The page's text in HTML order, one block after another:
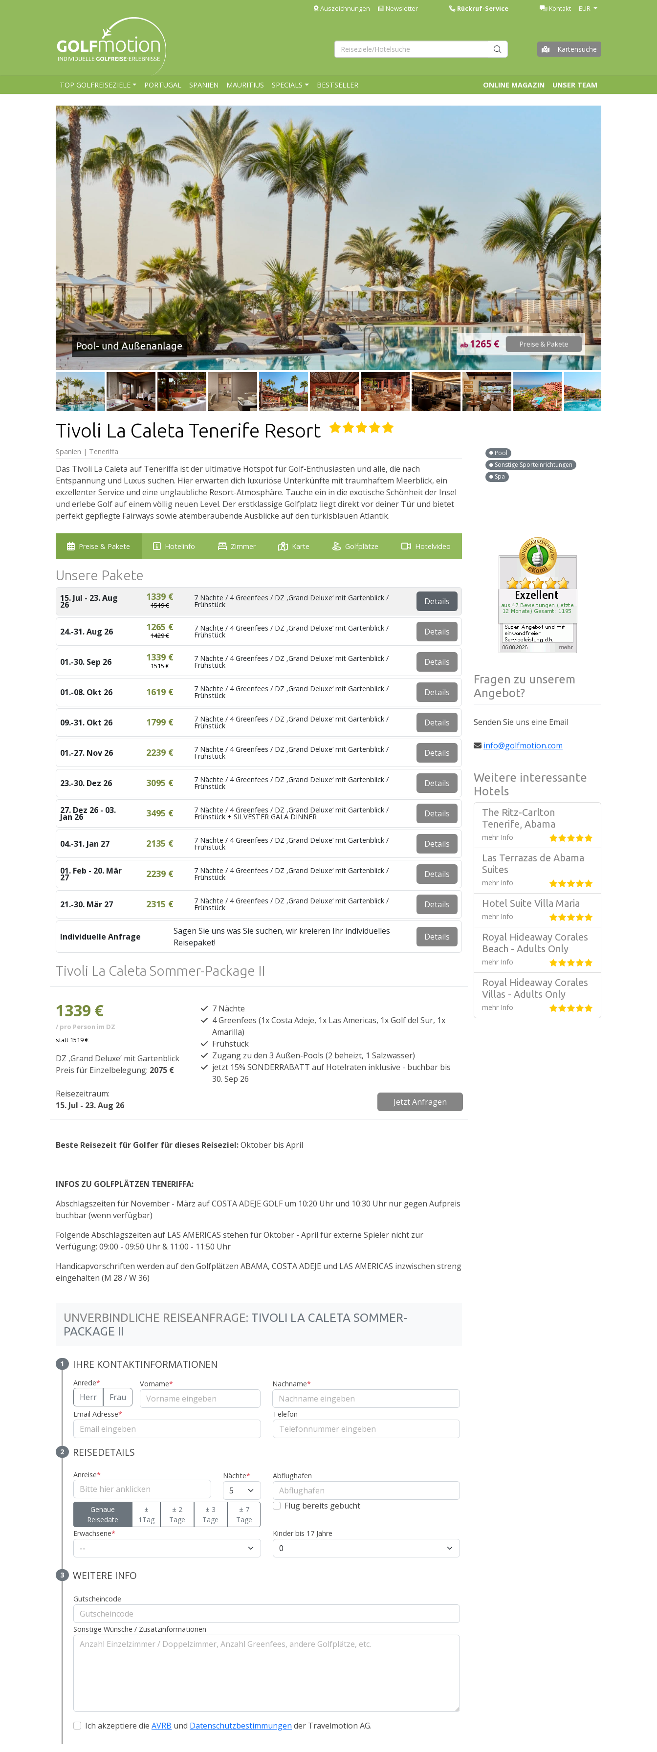
Auszeichnungen Newsletter Rückruf-Service Kontakt EUR
Kartensuche
TOP GOLFREISEZIELE PORTUGAL SPANIEN MAURITIUS SPECIALS BESTSELLER ONLINE MAGAZIN UNSER TEAM
Pool- und Außenanlage ab1265 € Preise & Pakete
Tivoli La Caleta Tenerife Resort
Spanien | Teneriffa
Das Tivoli La Caleta auf Teneriffa ist der ultimative Hotspot für Golf-Enthusiasten und alle, die nach
Entspannung und Luxus suchen. Hier erwarten dich luxuriöse Unterkünfte mit traumhaftem Meerblick, ein
exzellenter Service und eine unglaubliche Resort-Atmosphäre. Tauche ein in die exotische Schönheit der Insel
und erlebe Golf auf einem völlig neuen Level. Der erstklassige Golfplatz liegt direkt vor deiner Tür und bietet
perfekt gepflegte Fairways sowie atemberaubende Ausblicke auf den türkisblauen Atlantik.
Pool
Sonstige Sporteinrichtungen
Spa
Preise & Pakete Hotelinfo Zimmer Karte Golfplätze Hotelvideo
Unsere Pakete
15. Jul - 23. Aug
26
1339 €
1519 €
7 Nächte / 4 Greenfees / DZ ‚Grand Deluxe‘ mit Gartenblick /
Frühstück Details
24.-31. Aug 26 1265 €
1429 €
7 Nächte / 4 Greenfees / DZ ‚Grand Deluxe‘ mit Gartenblick /
Frühstück Details
01.-30. Sep 26 1339 €
1515 €
7 Nächte / 4 Greenfees / DZ ‚Grand Deluxe‘ mit Gartenblick /
Frühstück Details
01.-08. Okt 26 1619 € 7 Nächte / 4 Greenfees / DZ ‚Grand Deluxe‘ mit Gartenblick /
Frühstück Details
09.-31. Okt 26 1799 € 7 Nächte / 4 Greenfees / DZ ‚Grand Deluxe‘ mit Gartenblick /
Frühstück Details
01.-27. Nov 26 2239 € 7 Nächte / 4 Greenfees / DZ ‚Grand Deluxe‘ mit Gartenblick /
Frühstück Details
23.-30. Dez 26 3095 € 7 Nächte / 4 Greenfees / DZ ‚Grand Deluxe‘ mit Gartenblick /
Frühstück Details
27. Dez 26 - 03.
Jan 26 3495 € 7 Nächte / 4 Greenfees / DZ ‚Grand Deluxe‘ mit Gartenblick /
Frühstück + SILVESTER GALA DINNER Details
04.-31. Jan 27 2135 € 7 Nächte / 4 Greenfees / DZ ‚Grand Deluxe‘ mit Gartenblick /
Frühstück Details
01. Feb - 20. Mär
27 2239 € 7 Nächte / 4 Greenfees / DZ ‚Grand Deluxe‘ mit Gartenblick /
Frühstück Details
21.-30. Mär 27 2315 € 7 Nächte / 4 Greenfees / DZ ‚Grand Deluxe‘ mit Gartenblick /
Frühstück Details
Individuelle Anfrage
Sagen Sie uns was Sie suchen, wir kreieren Ihr individuelles
Reisepaket!
Details
Tivoli La Caleta Sommer-Package II
1339 €
/ pro Person im DZ
statt1519 €
DZ ‚Grand Deluxe‘ mit Gartenblick
Preis für Einzelbelegung: 2075 €
Reisezeitraum:
15. Jul - 23. Aug 26
7 Nächte
4 Greenfees (1x Costa Adeje, 1x Las Americas, 1x Golf del Sur, 1x
Amarilla)
Frühstück
Zugang zu den 3 Außen-Pools (2 beheizt, 1 Salzwasser)
jetzt 15% SONDERRABATT auf Hotelraten inklusive - buchbar bis
30. Sep 26
Jetzt Anfragen
Beste Reisezeit für Golfer für dieses Reiseziel:Oktober bis April
INFOS ZU GOLFPLÄTZEN TENERIFFA:
Abschlagszeiten für November - März auf COSTA ADEJE GOLF um 10:20 Uhr und 10:30 Uhr nur gegen Aufpreis
buchbar (wenn verfügbar)
Folgende Abschlagszeiten auf LAS AMERICAS stehen für Oktober - April für externe Spieler nicht zur
Verfügung: 09:00 - 09:50 Uhr & 11:00 - 11:50 Uhr
Handicapvorschriften werden auf den Golfplätzen ABAMA, COSTA ADEJE und LAS AMERICAS inzwischen streng
eingehalten (M 28 / W 36)
UNVERBINDLICHE REISEANFRAGE: TIVOLI LA CALETA SOMMER-
PACKAGE II
1 IHRE KONTAKTINFORMATIONEN
Anrede*
Herr Frau
Vorname* Nachname*
Email Adresse* Telefon
2 REISEDETAILS
Anreise* Nächte*
Genaue
Reisedate
±
1Tag
± 2
Tage
± 3
Tage
± 7
Tage
Abflughafen
Flug bereits gebucht
Erwachsene* Kinder bis 17 Jahre
3 WEITERE INFO
Gutscheincode
Sonstige Wünsche / Zusatzinformationen
Ich akzeptiere die AVRB und Datenschutzbestimmungen der Travelmotion AG.
Fragen zu unserem
Angebot?
Senden Sie uns eine Email
info@golfmotion.com
Weitere interessante
Hotels
The Ritz-Carlton
Tenerife, Abama
mehr Info
Las Terrazas de Abama
Suites
mehr Info
Hotel Suite Villa Maria
mehr Info
Royal Hideaway Corales
Beach - Adults Only
mehr Info
Royal Hideaway Corales
Villas - Adults Only
mehr Info